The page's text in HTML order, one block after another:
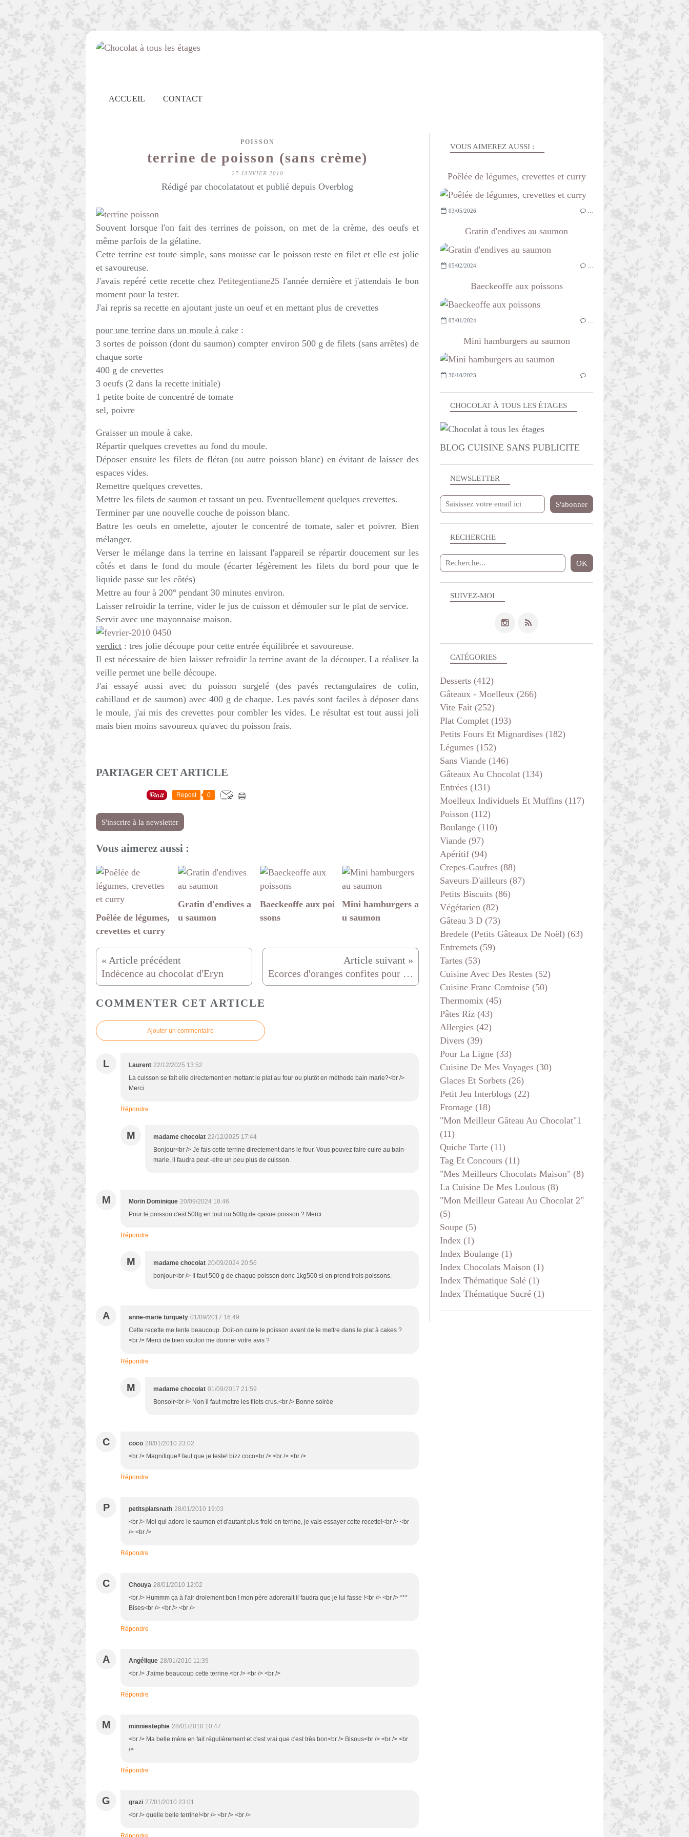
ACCUEIL CONTACT
POISSON
terrine de poisson (sans crème)
27 JANVIER 2010
Rédigé par chocolatatout et publié depuis Overblog
Souvent lorsque l'on fait des terrines de poisson, on met de la crème, des oeufs et
même parfois de la gélatine.
Cette terrine est toute simple, sans mousse car le poisson reste en filet et elle est jolie
et savoureuse.
J'avais repéré cette recette chezPetitegentiane25 l'année dernière et j'attendais le bon
moment pour la tester.
J'ai repris sa recette en ajoutant juste un oeuf et en mettant plus de crevettes
pour une terrine dans un moule à cake :
3 sortes de poisson (dont du saumon) compter environ 500 g de filets (sans arrêtes) de
chaque sorte
400 g de crevettes
3 oeufs (2 dans la recette initiale)
1 petite boite de concentré de tomate
sel, poivre
Graisser un moule à cake.
Répartir quelques crevettes au fond du moule.
Déposer ensuite les filets de flétan (ou autre poisson blanc) en évitant de laisser des
espaces vides.
Remettre quelques crevettes.
Mettre les filets de saumon et tassant un peu. Eventuellement quelques crevettes.
Terminer par une nouvelle couche de poisson blanc.
Battre les oeufs en omelette, ajouter le concentré de tomate, saler et poivrer. Bien
mélanger.
Verser le mélange dans la terrine en laissant l'appareil se répartir doucement sur les
côtés et dans le fond du moule (écarter légèrement les filets du bord pour que le
liquide passe sur les côtés)
Mettre au four à 200° pendant 30 minutes environ.
Laisser refroidir la terrine, vider le jus de cuisson et démouler sur le plat de service.
Servir avec une mayonnaise maison.
verdict : tres jolie découpe pour cette entrée équilibrée et savoureuse.
Il est nécessaire de bien laisser refroidir la terrine avant de la découper. La réaliser la
veille permet une belle découpe.
J'ai essayé aussi avec du poisson surgelé (des pavés rectangulaires de colin,
cabillaud et de saumon) avec 400 g de chaque. Les pavés sont faciles à déposer dans
le moule, j'ai mis des crevettes pour combler les vides. Le résultat est tout aussi joli
mais bien moins savoureux qu'avec du poisson frais.
PARTAGER CET ARTICLE
Repost 0
S'inscrire à la newsletter
Vous aimerez aussi :
Poêlée de légumes,
crevettes et curry
Gratin d'endives a
u saumon
Baeckeoffe aux poi
ssons
Mini hamburgers a
u saumon
Indécence au chocolat d'Eryn Ecorces d'oranges confites pour des orangettes
COMMENTER CET ARTICLE
Ajouter un commentaire
L Laurent 22/12/2025 13:52
La cuisson se fait elle directement en mettant le plat au four ou plutôt en méthode bain marie?<br />
Merci
Répondre
M madame chocolat 22/12/2025 17:44
Bonjour<br /> Je fais cette terrine directement dans le four. Vous pouvez faire cuire au bain-
marie, il faudra peut -etre un peu plus de cuisson.
M Morin Dominique 20/09/2024 18:46
Pour le poisson c'est 500g en tout ou 500g de cjasue poisson ? Merci
Répondre
M madame chocolat 20/09/2024 20:56
bonjour<br /> Il faut 500 g de chaque poisson donc 1kg500 si on prend trois poissons.
A anne-marie turquety 01/09/2017 16:49
Cette recette me tente beaucoup. Doit-on cuire le poisson avant de le mettre dans le plat à cakes ?
<br /> Merci de bien vouloir me donner votre avis ?
Répondre
M madame chocolat 01/09/2017 21:59
Bonsoir<br /> Non il faut mettre les filets crus.<br /> Bonne soirée
C coco 28/01/2010 23:02
<br /> Magnifique!! faut que je teste! bizz coco<br /> <br /> <br />
Répondre
P petitsplatsnath 28/01/2010 19:03
<br /> Moi qui adore le saumon et d'autant plus froid en terrine, je vais essayer cette recette!<br /> <br
/> <br />
Répondre
C Chouya 28/01/2010 12:02
<br /> Hummm ça à l'air drolement bon ! mon père adorerait il faudra que je lui fasse !<br /> <br /> ***
Bises<br /> <br /> <br />
Répondre
A Angélique 28/01/2010 11:39
<br /> J'aime beaucoup cette terrine.<br /> <br /> <br />
Répondre
M minniestephie 28/01/2010 10:47
<br /> Ma belle mère en fait régulièrement et c'est vrai que c'est très bon<br /> Bisous<br /> <br /> <br
/>
Répondre
G grazi 27/01/2010 23:01
<br /> quelle belle terrine!<br /> <br /> <br />
NEWSLETTER
SUIVEZ-MOI
RECHERCHE
CHOCOLAT À TOUS LES ÉTAGES
BLOG CUISINE SANS PUBLICITE
VOUS AIMEREZ AUSSI :
Poêlée de légumes, crevettes et curry
03/05/2026
Gratin d'endives au saumon
05/02/2024
Baeckeoffe aux poissons
03/01/2024
Mini hamburgers au saumon
30/10/2023
CATÉGORIES
Desserts (412)
Gâteaux - Moelleux (266)
Vite Fait (252)
Plat Complet (193)
Petits Fours Et Mignardises (182)
Légumes (152)
Sans Viande (146)
Gâteaux Au Chocolat (134)
Entrées (131)
Moelleux Individuels Et Muffins (117)
Poisson (112)
Boulange (110)
Viande (97)
Apéritif (94)
Crepes-Gaufres (88)
Saveurs D'ailleurs (87)
Petits Biscuits (86)
Végétarien (82)
Gâteau 3 D (73)
Bredele (petits Gâteaux De Noël) (63)
Entremets (59)
Tartes (53)
Cuisine Avec Des Restes (52)
Cuisine Franc Comtoise (50)
Thermomix (45)
Pâtes Riz (43)
Allergies (42)
Divers (39)
Pour La Ligne (33)
Cuisine De Mes Voyages (30)
Glaces Et Sorbets (26)
Petit Jeu Interblogs (22)
Fromage (18)
"mon Meilleur Gâteau Au Chocolat"1
(11)
Quiche Tarte (11)
Tag Et Concours (11)
"mes Meilleurs Chocolats Maison" (8)
La Cuisine De Mes Loulous (8)
"mon Meilleur Gateau Au Chocolat 2"
(5)
Soupe (5)
Index (1)
Index Boulange (1)
Index Chocolats Maison (1)
Index Thématique Salé (1)
Index Thématique Sucré (1)